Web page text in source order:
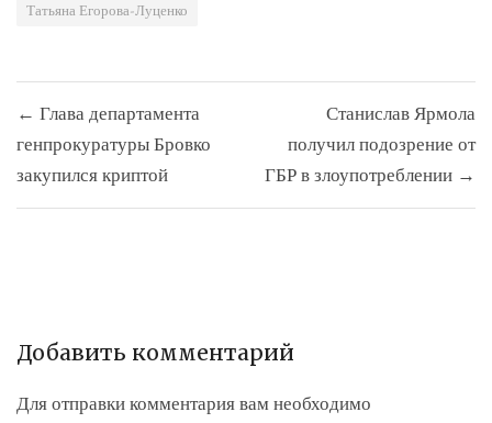
Татьяна Егорова-Луценко
по
записям
← Глава департамента
генпрокуратуры Бровко
закупился криптой
Станислав Ярмола
получил подозрение от
ГБР в злоупотреблении →
Добавить комментарий
Для отправки комментария вам необходимо